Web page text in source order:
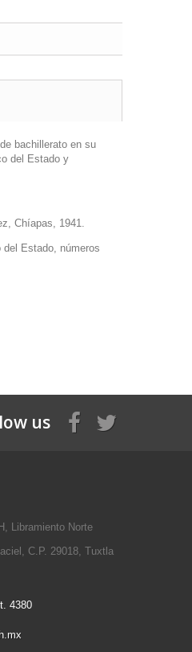
bachillerato en su
del Estado y
Chíapas, 1941.
Estado, números
us
Libramiento Norte
C.P. 29018, Tuxtla
4380